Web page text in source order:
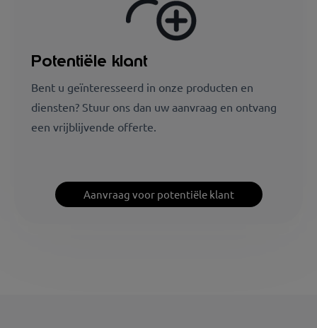
Potentiële klant
Bent u geïnteresseerd in onze producten en
diensten? Stuur ons dan uw aanvraag en ontvang
een vrijblijvende offerte.
Aanvraag voor potentiële klant